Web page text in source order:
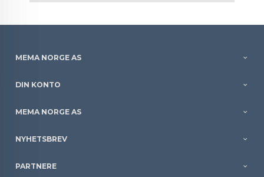
MEMA NORGE AS
DIN KONTO
MEMA NORGE AS
NYHETSBREV
PARTNERE